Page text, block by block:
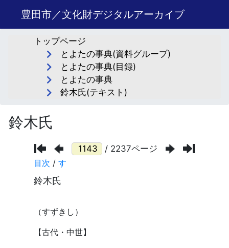
豊田市／文化財デジタルアーカイブ
トップページ
とよたの事典(資料グループ)
とよたの事典(目録)
とよたの事典
鈴木氏(テキスト)
鈴木氏
/ 2237ページ